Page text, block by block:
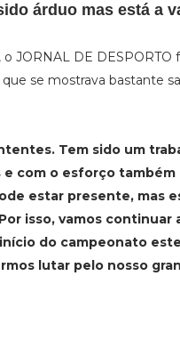
árduo mas está a
JORNAL DE DESPORTO
se mostrava bastante
Tem sido um
com o esforço
estar presente, mas
isso, vamos continuar
do campeonato
lutar pelo nosso